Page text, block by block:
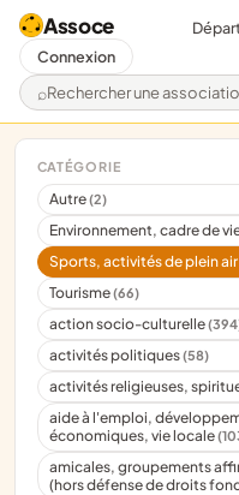
Assoce
Rechercher une
Connexion
CATÉGORIE
Autre(2)
Environnement, cadre de
Sports, activités de plein
Tourisme(66)
action socio-culturelle
activités politiques(58)
activités religieuses,
aide à l'emploi,
économiques, vie locale
amicales, groupements
(hors défense de droits